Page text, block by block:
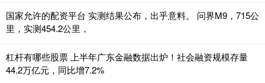
国家允许的配资平台 实测结果公布，出乎意料。 问界M9，715公
里，实测454.2公里，
杠杆有哪些股票 上半年广东金融数据出炉！社会融资规模存量
44.2万亿元，同比增7.2%